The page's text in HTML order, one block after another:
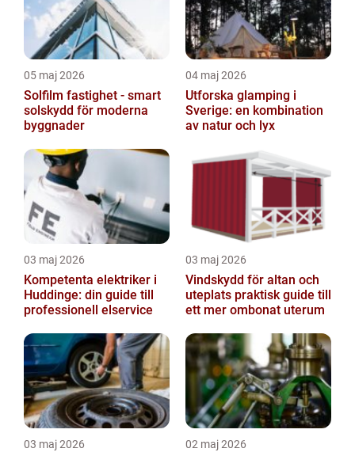
05 maj 2026
Solfilm fastighet - smart
solskydd för moderna
byggnader
04 maj 2026
Utforska glamping i
Sverige: en kombination
av natur och lyx
03 maj 2026
Kompetenta elektriker i
Huddinge: din guide till
professionell elservice
03 maj 2026
Vindskydd för altan och
uteplats praktisk guide till
ett mer ombonat uterum
03 maj 2026 02 maj 2026